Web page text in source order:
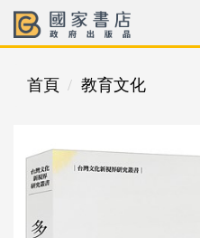
首頁 教育文化